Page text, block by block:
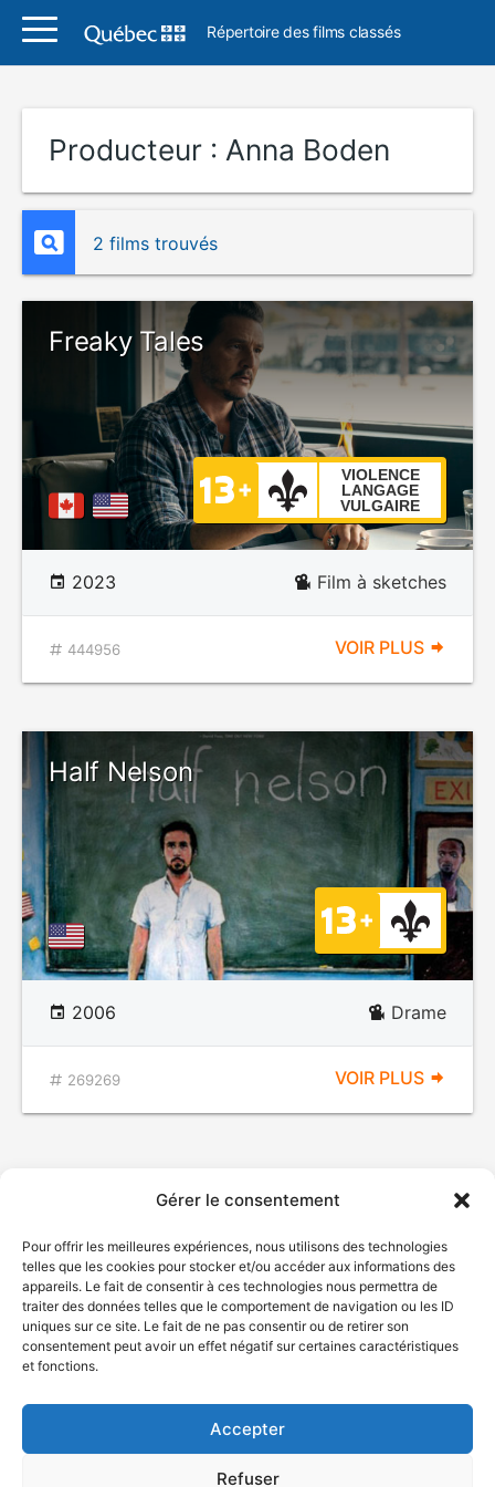
Gérer le consentement
Pour offrir les meilleures expériences, nous utilisons des technologies
telles que les cookies pour stocker et/ou accéder aux informations des
appareils. Le fait de consentir à ces technologies nous permettra de
traiter des données telles que le comportement de navigation ou les ID
uniques sur ce site. Le fait de ne pas consentir ou de retirer son
consentement peut avoir un effet négatif sur certaines caractéristiques
et fonctions.
Accepter
Refuser
Répertoire des films classés
Producteur : Anna Boden
2 films trouvés
Freaky Tales
VIOLENCE
LANGAGE
VULGAIRE
2023 Film à sketches
444956 VOIR PLUS
Half Nelson
2006 Drame
269269 VOIR PLUS
© Gouvernement du Québec, 2026
Plan du site
Accessibilité
Accès à l'information
Déclaration de services